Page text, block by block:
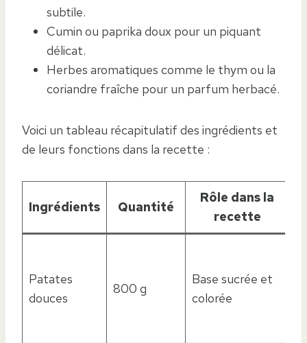
subtile.
Cumin ou paprika doux pour un piquant
délicat.
Herbes aromatiques comme le thym ou la
coriandre fraîche pour un parfum herbacé.
Voici un tableau récapitulatif des ingrédients et
de leurs fonctions dans la recette :
Ingrédients Quantité
Rôle dans la
recette
Patates
douces
800 g
Base sucrée et
colorée